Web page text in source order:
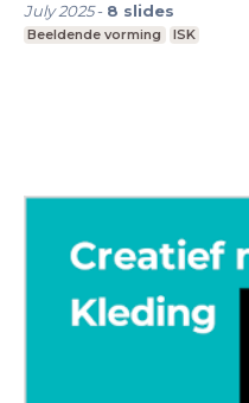
July 2025- 8 slides
Beeldende vorming ISK